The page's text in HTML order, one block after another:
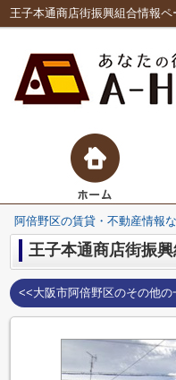
阿倍野区の賃貸・不動産情報
王子本通商店街振
<<大阪市阿倍野区のその他の